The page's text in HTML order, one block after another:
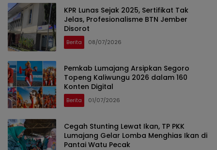
KPR Lunas Sejak 2025, Sertifikat Tak
Jelas, Profesionalisme BTN Jember
Disorot
Berita 08/07/2026
Pemkab Lumajang Arsipkan Segoro
Topeng Kaliwungu 2026 dalam 160
Konten Digital
Berita 01/07/2026
Cegah Stunting Lewat Ikan, TP PKK
Lumajang Gelar Lomba Menghias Ikan di
Pantai Watu Pecak